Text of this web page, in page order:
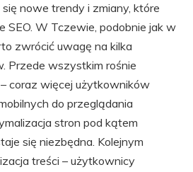
nowe trendy i zmiany, które
SEO. W Tczewie, podobnie jak w
zwrócić uwagę na kilka
Przede wszystkim rośnie
coraz więcej użytkowników
do przeglądania
stron pod kątem
się niezbędna. Kolejnym
treści – użytkownicy